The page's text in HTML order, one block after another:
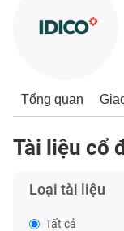
Tổng quan
Tài liệu cổ
Loại tài liệu
Tất cả
KHOÁN
NGHIỆP
BẤT
SẢN